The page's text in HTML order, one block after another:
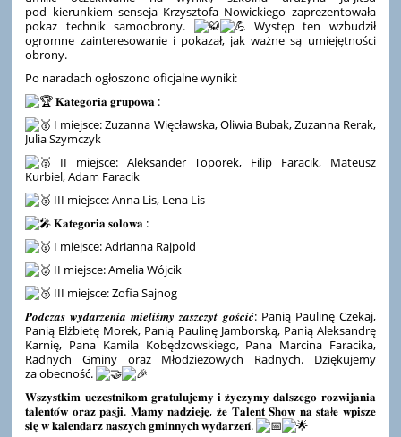
pod kierunkiem senseja Krzysztofa Nowickiego zaprezentowała
pokaz technik samoobrony.
Występ ten wzbudził
ogromne zainteresowanie i pokazał, jak ważne są umiejętności
obrony.
Po naradach ogłoszono oficjalne wyniki:
𝐊𝐚𝐭𝐞𝐠𝐨𝐫𝐢𝐚 𝐠𝐫𝐮𝐩𝐨𝐰𝐚 :
I miejsce: Zuzanna Więcławska, Oliwia Bubak, Zuzanna Rerak,
Julia Szymczyk
II miejsce: Aleksander Toporek, Filip Faracik, Mateusz
Kurbiel, Adam Faracik
III miejsce: Anna Lis, Lena Lis
𝐊𝐚𝐭𝐞𝐠𝐨𝐫𝐢𝐚 𝐬𝐨𝐥𝐨𝐰𝐚 :
I miejsce: Adrianna Rajpold
II miejsce: Amelia Wójcik
III miejsce: Zofia Sajnog
𝑷𝒐𝒅𝒄𝒛𝒂𝒔 𝒘𝒚𝒅𝒂𝒓𝒛𝒆𝒏𝒊𝒂 𝒎𝒊𝒆𝒍𝒊𝒔́𝒎𝒚 𝒛𝒂𝒔𝒛𝒄𝒛𝒚𝒕 𝒈𝒐𝒔́𝒄𝒊𝒄́: Panią Paulinę Czekaj,
Panią Elżbietę Morek, Panią Paulinę Jamborską, Panią Aleksandrę
Karnię, Pana Kamila Kobędzowskiego, Pana Marcina Faracika,
Radnych Gminy oraz Młodzieżowych Radnych. Dziękujemy
za obecność.
𝐖𝐬𝐳𝐲𝐬𝐭𝐤𝐢𝐦 𝐮𝐜𝐳𝐞𝐬𝐭𝐧𝐢𝐤𝐨𝐦 𝐠𝐫𝐚𝐭𝐮𝐥𝐮𝐣𝐞𝐦𝐲 𝐢 𝐳̇𝐲𝐜𝐳𝐲𝐦𝐲 𝐝𝐚𝐥𝐬𝐳𝐞𝐠𝐨 𝐫𝐨𝐳𝐰𝐢𝐣𝐚𝐧𝐢𝐚
𝐭𝐚𝐥𝐞𝐧𝐭𝐨́𝐰 𝐨𝐫𝐚𝐳 𝐩𝐚𝐬𝐣𝐢. 𝐌𝐚𝐦𝐲 𝐧𝐚𝐝𝐳𝐢𝐞𝐣𝐞̨, 𝐳̇𝐞 𝐓𝐚𝐥𝐞𝐧𝐭 𝐒𝐡𝐨𝐰 𝐧𝐚 𝐬𝐭𝐚ł𝐞 𝐰𝐩𝐢𝐬𝐳𝐞
𝐬𝐢𝐞̨ 𝐰 𝐤𝐚𝐥𝐞𝐧𝐝𝐚𝐫𝐳 𝐧𝐚𝐬𝐳𝐲𝐜𝐡 𝐠𝐦𝐢𝐧𝐧𝐲𝐜𝐡 𝐰𝐲𝐝𝐚𝐫𝐳𝐞𝐧́.